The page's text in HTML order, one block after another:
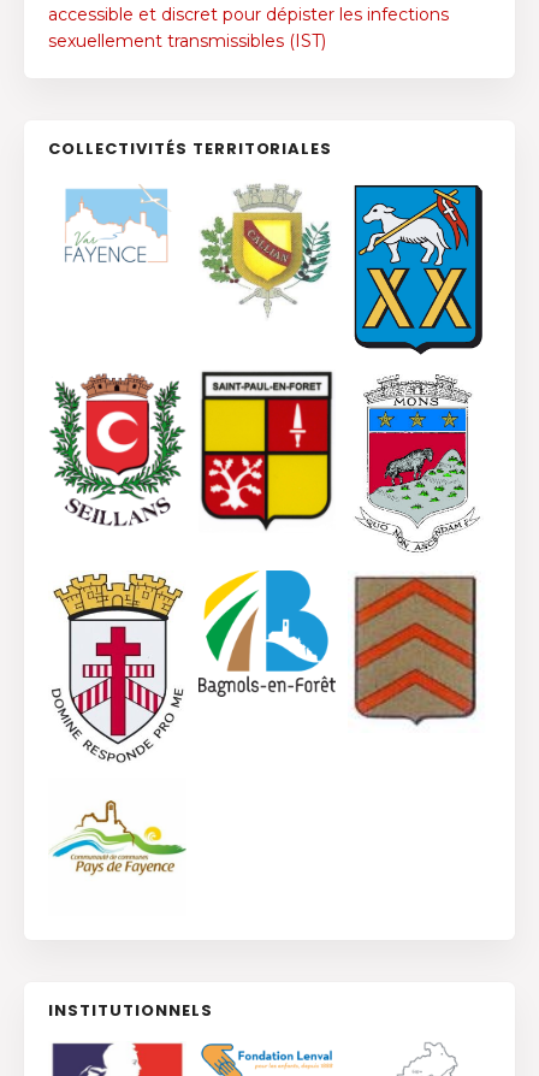
accessible et discret pour dépister les infections
sexuellement transmissibles (IST)
COLLECTIVITÉS TERRITORIALES
INSTITUTIONNELS